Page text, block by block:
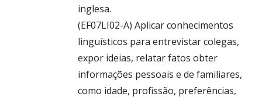
inglesa.
(EF07LI02-A) Aplicar conhecimentos
linguísticos para entrevistar colegas,
expor ideias, relatar fatos obter
informações pessoais e de familiares,
como idade, profissão, preferências,